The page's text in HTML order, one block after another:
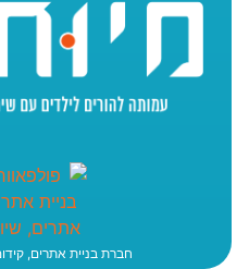
חברת בניית אתרים,